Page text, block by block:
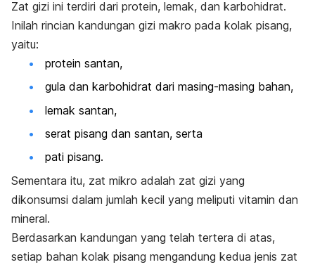
Zat gizi ini terdiri dari protein, lemak, dan karbohidrat.
Inilah rincian kandungan gizi makro pada kolak pisang,
yaitu:
protein santan,
gula dan karbohidrat dari masing-masing bahan,
lemak santan,
serat pisang dan santan, serta
pati pisang.
Sementara itu, zat mikro adalah zat gizi yang
dikonsumsi dalam jumlah kecil yang meliputi vitamin dan
mineral.
Berdasarkan kandungan yang telah tertera di atas,
setiap bahan kolak pisang mengandung kedua jenis zat